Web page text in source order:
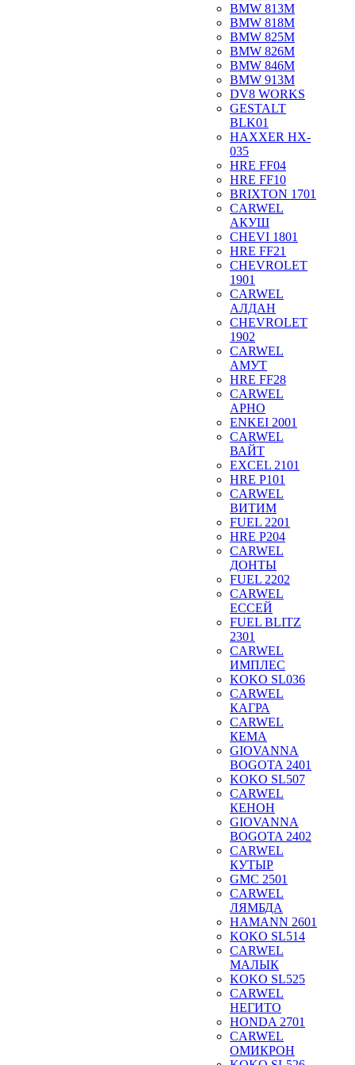
BMW 813M
BMW 818M
BMW 825M
BMW 826M
BMW 846M
BMW 913M
DV8 WORKS
GESTALT
BLK01
HAXXER HX-
035
HRE FF04
HRE FF10
BRIXTON 1701
CARWEL
АКУШ
CHEVI 1801
HRE FF21
CHEVROLET
1901
CARWEL
АЛДАН
CHEVROLET
1902
CARWEL
АМУТ
HRE FF28
CARWEL
АРНО
ENKEI 2001
CARWEL
ВАЙТ
EXCEL 2101
HRE P101
CARWEL
ВИТИМ
FUEL 2201
HRE P204
CARWEL
ДОНТЫ
FUEL 2202
CARWEL
ЕССЕЙ
FUEL BLITZ
2301
CARWEL
ИМПЛЕС
KOKO SL036
CARWEL
КАГРА
CARWEL
КЕМА
GIOVANNA
BOGOTA 2401
KOKO SL507
CARWEL
КЕНОН
GIOVANNA
BOGOTA 2402
CARWEL
КУТЫР
GMC 2501
CARWEL
ЛЯМБДА
HAMANN 2601
KOKO SL514
CARWEL
МАЛЫК
KOKO SL525
CARWEL
НЕГИТО
HONDA 2701
CARWEL
ОМИКРОН